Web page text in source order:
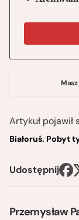
Przemysław
Masz
Artykuł pojawił
Białoruś. Pobyt
Udostępnij